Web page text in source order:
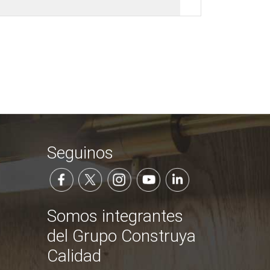
Seguinos
Somos integrantes
del Grupo Construya
Calidad